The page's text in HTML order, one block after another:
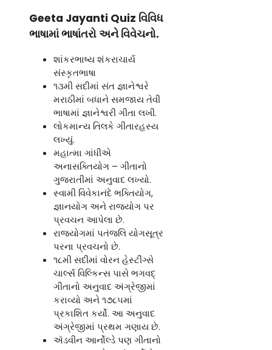
Geeta Jayanti Quiz વિવિધ
ભાષામાં ભાષાંતરો અને વિવેચનો.
શાંકરભાષ્ય શંકરાચાર્ય
સંસ્કૃતભાષા
૧૩મી સદીમાં સંત જ્ઞાનેશ્વરે
મરાઠીમાં બધાને સમજાય તેવી
ભાષામાં જ્ઞાનેશ્વરી ગીતા લખી.
લોકમાન્ય તિલકે ગીતારહસ્ય
લખ્યું.
મહાત્મા ગાંધીએ
અનાસક્તિયોગ – ગીતાનો
ગુજરાતીમાં અનુવાદ લખ્યો.
સ્વામી વિવેકાનંદે ભક્તિયોગ,
જ્ઞાનયોગ અને રાજયોગ પર
પ્રવચન આપેલા છે.
રાજયોગમાં પતંજલિ યોગસૂત્ર
પરના પ્રવચનો છે.
૧૮મી સદીમાં વોરન હેસ્ટીંગ્સે
ચાર્લ્સ વિલ્કિન્સ પાસે ભગવદ્
ગીતાનો અનુવાદ અંગ્રેજીમાં
કરાવ્યો અને ૧૭૮૫માં
પ્રકાશિત કર્યો. આ અનુવાદ
અંગ્રેજીમાં પ્રથમ ગણાય છે.
ઍડવીન આર્નોલ્ડે પણ ગીતાનો